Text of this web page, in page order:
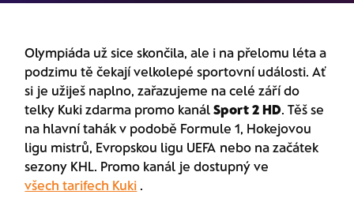
Olympiáda už sice skončila, ale i na přelomu léta a
podzimu tě čekají velkolepé sportovní události. Ať
si je užiješ naplno, zařazujeme na celé září do
telky Kuki zdarma promo kanálSport 2 HD. Těš se
na hlavní tahák v podobě Formule 1, Hokejovou
ligu mistrů, Evropskou ligu UEFA nebo na začátek
sezony KHL. Promo kanál je dostupný ve
všech tarifech Kuki .